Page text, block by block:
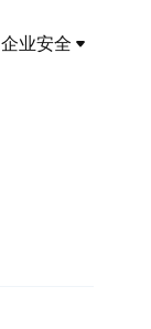
企业安全